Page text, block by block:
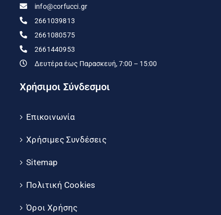
info@corfucci.gr
2661039813
2661080575
2661440953
Δευτέρα έως Παρασκευή, 7:00 – 15:00
Χρήσιμοι Σύνδεσμοι
Επικοινωνία
Χρήσιμες Συνδέσεις
Sitemap
Πολιτική Cookies
Όροι Χρήσης